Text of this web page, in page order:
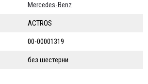
Mercedes-Benz
ACTROS
00-00001319
без шестерни